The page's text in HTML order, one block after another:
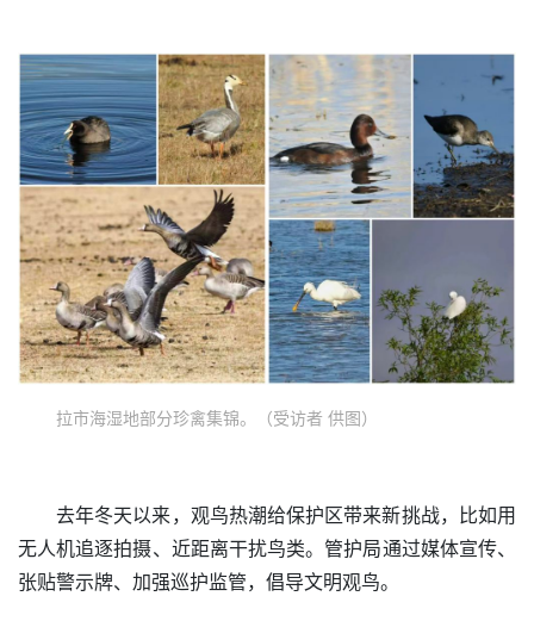
拉市海湿地部分珍禽集锦。（受访者 供图）
去年冬天以来，观鸟热潮给保护区带来新挑战，比如用
无人机追逐拍摄、近距离干扰鸟类。管护局通过媒体宣传、
张贴警示牌、加强巡护监管，倡导文明观鸟。